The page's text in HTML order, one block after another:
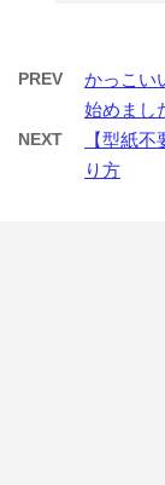
PREV
かっこい
始めまし
NEXT
【型紙
り方